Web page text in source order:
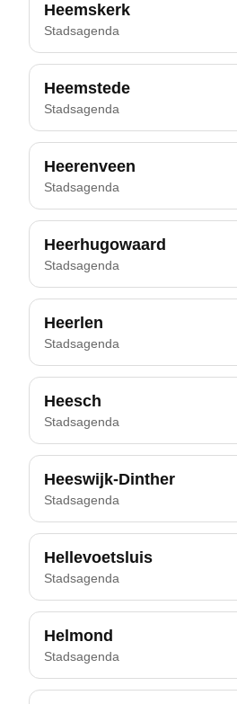
Heemskerk
Stadsagenda
Heemstede
Stadsagenda
Heerenveen
Stadsagenda
Heerhugowaard
Stadsagenda
Heerlen
Stadsagenda
Heesch
Stadsagenda
Heeswijk-Dinther
Stadsagenda
Hellevoetsluis
Stadsagenda
Helmond
Stadsagenda